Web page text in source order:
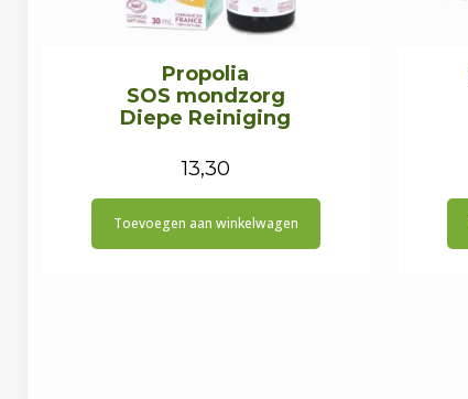
Propolia
SOS mondzorg
Diepe Reiniging
13,30
Toevoegen aan winkelwagen